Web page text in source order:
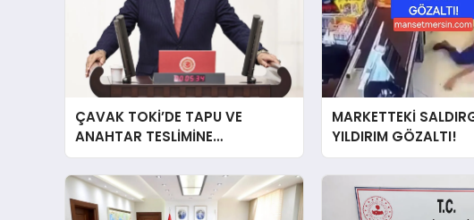
ÇAVAK TOKİ’DE TAPU VE
ANAHTAR TESLİMİNE
BAŞLANIYOR
MARKETTEKİ
YILDIRIM GÖZALTI!